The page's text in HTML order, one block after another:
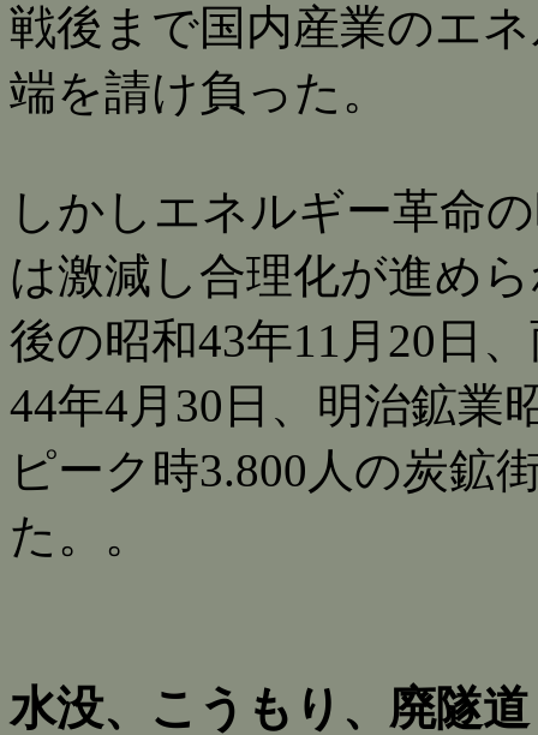
戦後まで国内産業のエ
端を請け負った。
しかしエネルギー革命
は激減し合理化が進め
後の昭和43年11月20日
44年4月30日、明治鉱業
ピーク時3.800人の炭鉱
た。。
水没、こうもり、廃隧